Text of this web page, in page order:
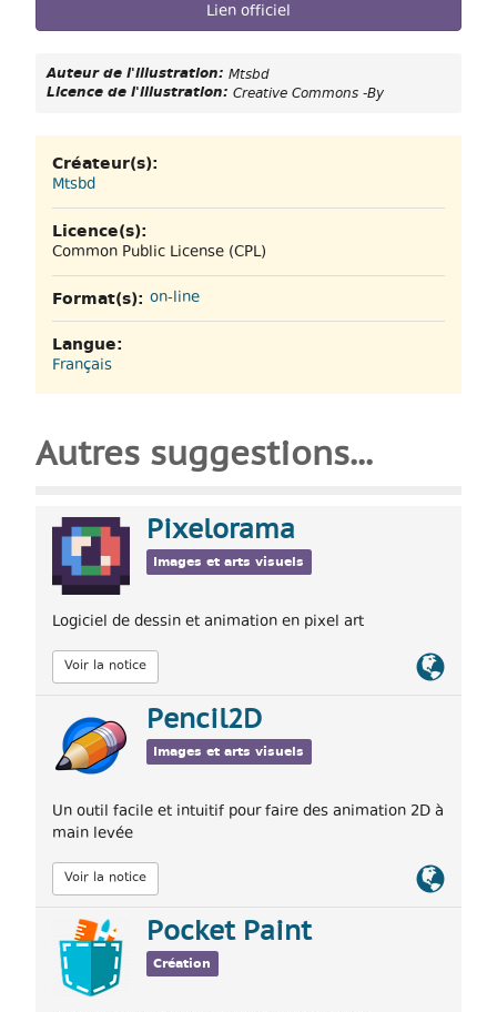
Lien officiel
Auteur de l'illustration: Mtsbd
Licence de l'illustration: Creative Commons -By
Créateur(s):
Mtsbd
Licence(s):
Common Public License (CPL)
Format(s): on-line
Langue:
Français
Autres suggestions...
Pixelorama
Images et arts visuels
Logiciel de dessin et animation en pixel art
Voir la notice
Lien
Pencil2D
Images et arts visuels
Un outil facile et intuitif pour faire des animation 2D à
main levée
Voir la notice
Lien
Pocket Paint
Création